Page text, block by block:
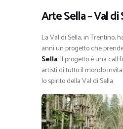
Arte Sella – Val di
La Val di Sella, in Trentino,
anni un progetto che
Sella. Il progetto è una call
artisti di tutto il mondo
lo spirito della Val di Sella.